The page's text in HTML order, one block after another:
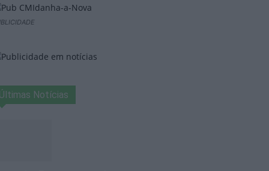
Últimas Notícias